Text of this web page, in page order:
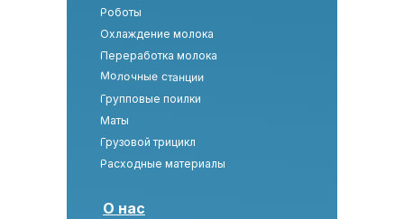
О нас
Охлаждение молока
Грузовой трицикл
Расходные материалы
Групповые поилки
Переработка молока
Молочные станции
Роботы
Маты